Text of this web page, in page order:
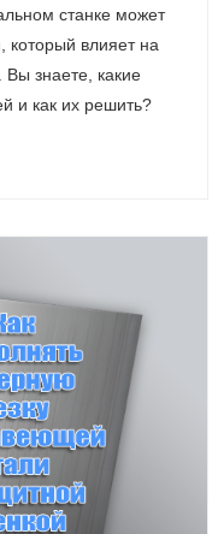
решениястанке может
который влияет на
Вы знаете, какие
и как их решить?